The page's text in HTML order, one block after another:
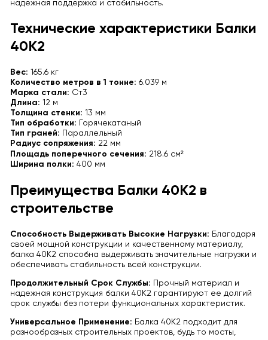
надежная поддержка и стабильность.
Технические характеристики Балки
40К2
Вес: 165.6 кг
Количество метров в 1 тонне: 6.039 м
Марка стали: Ст3
Длина: 12 м
Толщина стенки: 13 мм
Тип обработки: Горячекатаный
Тип граней: Параллельный
Радиус сопряжения: 22 мм
Площадь поперечного сечения: 218.6 см²
Ширина полки: 400 мм
Преимущества Балки 40К2 в
строительстве
Способность Выдерживать Высокие Нагрузки: Благодаря
своей мощной конструкции и качественному материалу,
балка 40К2 способна выдерживать значительные нагрузки и
обеспечивать стабильность всей конструкции.
Продолжительный Срок Службы: Прочный материал и
надежная конструкция балки 40К2 гарантируют ее долгий
срок службы без потери функциональных характеристик.
Универсальное Применение: Балка 40К2 подходит для
разнообразных строительных проектов, будь то мосты,